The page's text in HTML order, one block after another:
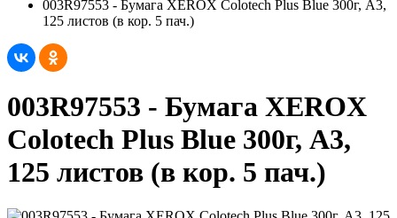
003R97553 - Бумага XEROX Colotech Plus Blue 300г, A3,
125 листов (в кор. 5 пач.)
003R97553 - Бумага XEROX
Colotech Plus Blue 300г, A3,
125 листов (в кор. 5 пач.)